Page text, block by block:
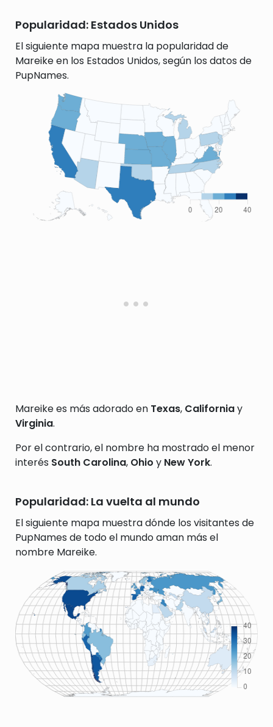
Popularidad: Estados Unidos
El siguiente mapa muestra la popularidad de
Mareike en los Estados Unidos, según los datos de
PupNames.
Mareike es más adorado en Texas, Californiay
Virginia.
Por el contrario, el nombre ha mostrado el menor
interés South Carolina, Ohio y New York.
Popularidad: La vuelta al mundo
El siguiente mapa muestra dónde los visitantes de
PupNames de todo el mundo aman más el
nombre Mareike.